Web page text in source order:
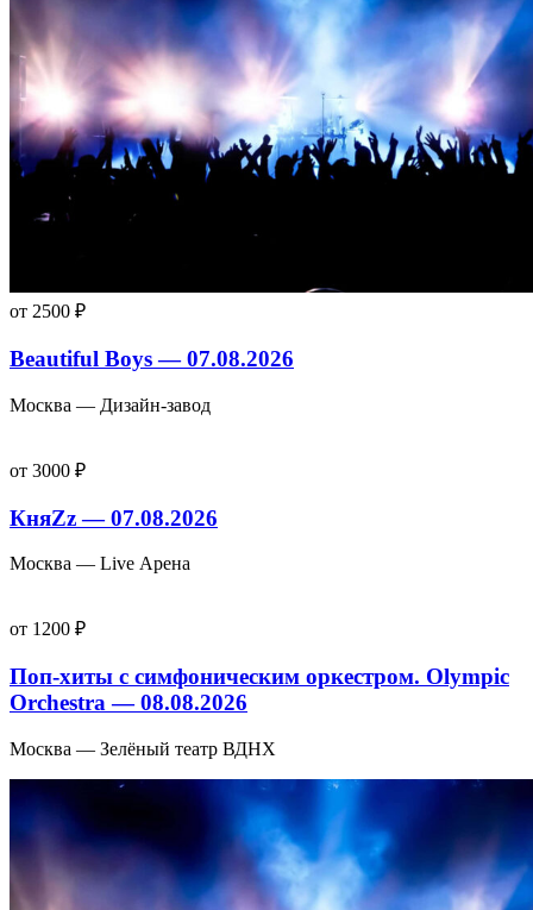
от 2500 ₽
Beautiful Boys — 07.08.2026
Москва — Дизайн-завод
от 3000 ₽
КняZz — 07.08.2026
Москва — Live Арена
от 1200 ₽
Поп-хиты с симфоническим оркестром. Olympic
Orchestra — 08.08.2026
Москва — Зелёный театр ВДНХ